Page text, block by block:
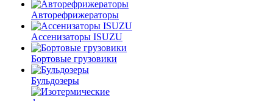
Авторефрижераторы
Ассенизаторы ISUZU
Бортовые грузовики
Бульдозеры